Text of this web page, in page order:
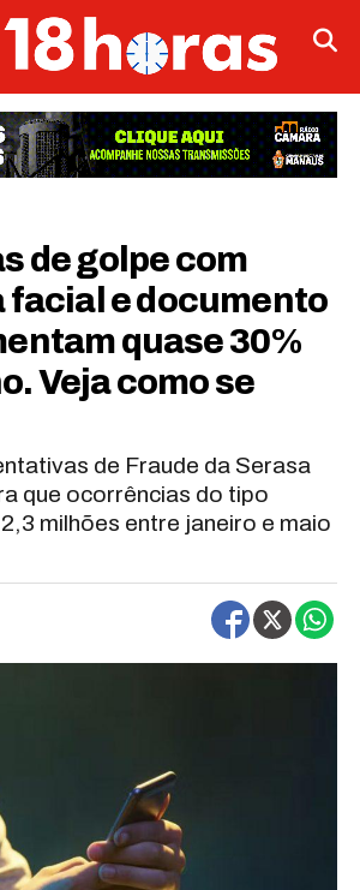
de golpe com
facial e documento
quase 30%
Veja como se
de Fraude da Serasa
que ocorrências do tipo
milhões entre janeiro e maio